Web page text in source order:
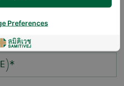
Preferences